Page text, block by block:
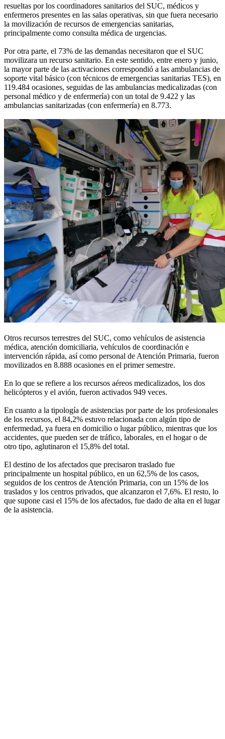
resueltas por los coordinadores sanitarios del SUC, médicos y
enfermeros presentes en las salas operativas, sin que fuera necesario
la movilización de recursos de emergencias sanitarias,
principalmente como consulta médica de urgencias.
Por otra parte, el 73% de las demandas necesitaron que el SUC
movilizara un recurso sanitario. En este sentido, entre enero y junio,
la mayor parte de las activaciones correspondió a las ambulancias de
soporte vital básico (con técnicos de emergencias sanitarias TES), en
119.484 ocasiones, seguidas de las ambulancias medicalizadas (con
personal médico y de enfermería) con un total de 9.422 y las
ambulancias sanitarizadas (con enfermería) en 8.773.
Otros recursos terrestres del SUC, como vehículos de asistencia
médica, atención domiciliaria, vehículos de coordinación e
intervención rápida, así como personal de Atención Primaria, fueron
movilizados en 8.888 ocasiones en el primer semestre.
En lo que se refiere a los recursos aéreos medicalizados, los dos
helicópteros y el avión, fueron activados 949 veces.
En cuanto a la tipología de asistencias por parte de los profesionales
de los recursos, el 84,2% estuvo relacionada con algún tipo de
enfermedad, ya fuera en domicilio o lugar público, mientras que los
accidentes, que pueden ser de tráfico, laborales, en el hogar o de
otro tipo, aglutinaron el 15,8% del total.
El destino de los afectados que precisaron traslado fue
principalmente un hospital público, en un 62,5% de los casos,
seguidos de los centros de Atención Primaria, con un 15% de los
traslados y los centros privados, que alcanzaron el 7,6%. El resto, lo
que supone casi el 15% de los afectados, fue dado de alta en el lugar
de la asistencia.